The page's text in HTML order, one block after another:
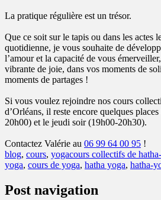
La pratique régulière est un trésor.
Que ce soit sur le tapis ou dans les actes
quotidienne, je vous souhaite de
l’amour et la capacité de vous
vibrante de joie, dans vos moments de
moments de partages !
Si vous voulez rejoindre nos cours
d’Orléans, il reste encore quelques
20h00) et le jeudi soir (19h00-20h30).
Contactez Valérie au 06 99 64 00 95 !
blog, cours, yogacours collectifs de
yoga, cours de yoga, hatha yoga, hatha-
Post navigation